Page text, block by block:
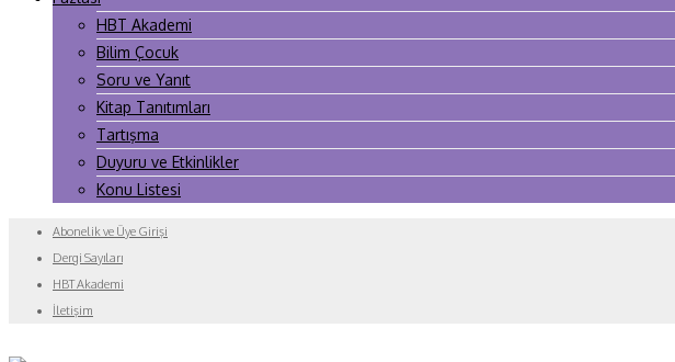
HBT Akademi
Bilim Çocuk
Soru ve Yanıt
Kitap Tanıtımları
Tartışma
Duyuru ve Etkinlikler
Konu Listesi
Abonelik ve Üye Girişi
Dergi Sayıları
HBT Akademi
İletişim